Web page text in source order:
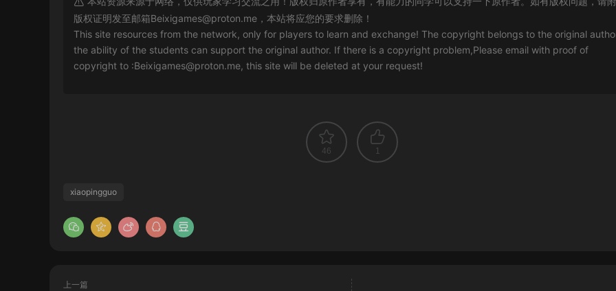
版权证明发至邮箱Beixigames@proton.me ，本站将应您的要求删除！
This site resources from the network, only for players to learn and exchange! The copyright belongs to the original
the ability of the students can support the original author. If there is a copyright problem,Please email with proof of
copyright to :Beixigames@proton.me, this site will be deleted at your request!
46 1
xiaopingguo
上一篇